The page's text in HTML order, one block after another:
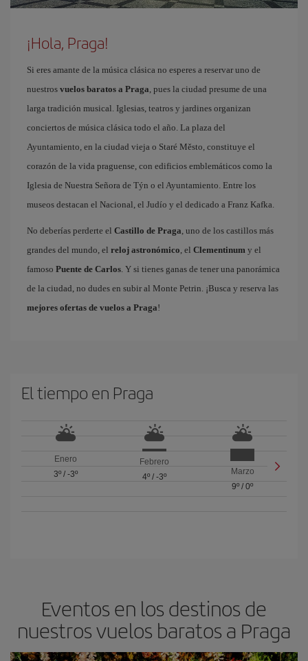
¡Hola, Praga!
Si eres amante de la música clásica no esperes a reservar uno de
nuestros vuelos baratos a Praga, pues la ciudad presume de una
larga tradición musical. Iglesias, teatros y jardines organizan
conciertos de música clásica todo el año. La plaza del
Ayuntamiento, en la ciudad vieja o Staré Město, constituye el
corazón de la vida praguense, con edificios emblemáticos como la
Iglesia de Nuestra Señora de Týn o el Ayuntamiento. Entre los
museos destacan el Nacional, el Judío y el dedicado a Franz Kafka.
No deberías perderte el Castillo de Praga, uno de los castillos más
grandes del mundo, el reloj astronómico, el Clementinum y el
famoso Puente de Carlos. Y si tienes ganas de tener una panorámica
de la ciudad, no dudes en subir al Monte Petrin. ¡Busca y reserva las
mejores ofertas de vuelos a Praga!
El tiempo en Praga
Enero
3º/ -3º
Febrero
4º/ -3º
Marzo
9º /0º
Eventos en los destinos de
nuestros vuelos baratos a Praga